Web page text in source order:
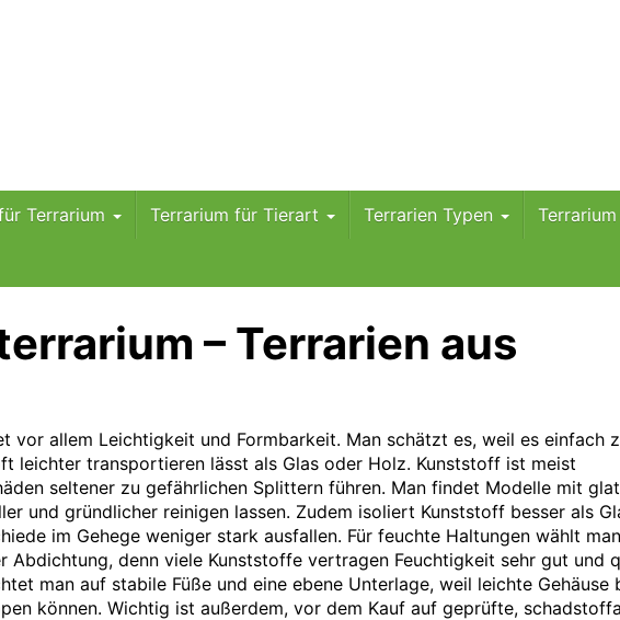
Terrarium Terrarium für Tierart Terrarien Typen
– Terrarien aus
vor allem Leichtigkeit und Formbarkeit. Man schätzt es, weil es einfach
leichter transportieren lässt als Glas oder Holz. Kunststoff ist meist
seltener zu gefährlichen Splittern führen. Man findet Modelle mit
und gründlicher reinigen lassen. Zudem isoliert Kunststoff besser als
im Gehege weniger stark ausfallen. Für feuchte Haltungen wählt
Abdichtung, denn viele Kunststoffe vertragen Feuchtigkeit sehr gut und
man auf stabile Füße und eine ebene Unterlage, weil leichte Gehäuse
können. Wichtig ist außerdem, vor dem Kauf auf geprüfte,